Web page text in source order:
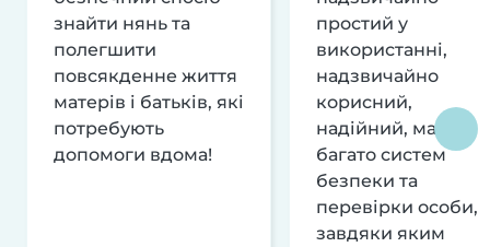
знайти нянь та
полегшити
повсякденне життя
матерів і батьків, які
потребують
допомоги вдома!
простий у
використанні,
надзвичайно
корисний,
надійний, має
багато систем
безпеки та
перевірки особи,
завдяки яким